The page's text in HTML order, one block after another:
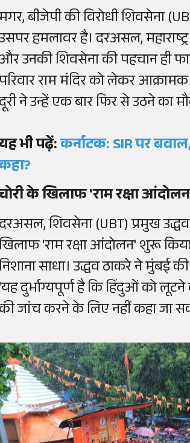
बीजेपी की विरोधी शिवसेना
हमलावर है। दरअसल,
और उनकी शिवसेना की पहचान ही
राम मंदिर को लेकर आक्रामक
ने उन्हें एक बार फिर से उठने का
भी पढ़ें:कर्नाटक: SIR पर
के खिलाफ 'राम रक्षा
शिवसेना (UBT) प्रमुख
'राम रक्षा आंदोलन' शुरू
साधा। उद्धव ठाकरे ने मुंबई
'यह दुर्भाग्यपूर्ण है कि हिंदुओं को
जांच करने के लिए नहीं कहा जा